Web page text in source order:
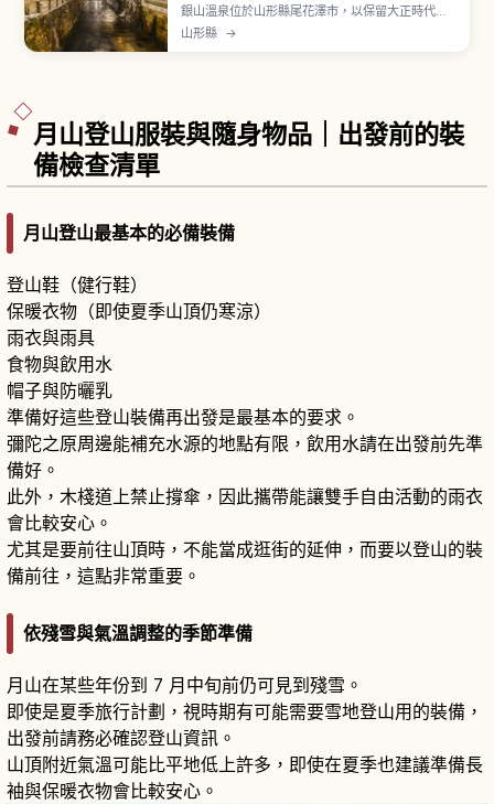
銀山溫泉位於山形縣尾花澤市，以保留大正時代風
情的木造多層旅館街景聞名，「銀山」之名源自江
山形縣 →
月山登山服裝與隨身物品｜出發前的裝
備檢查清單
月山登山最基本的必備裝備
登山鞋（健行鞋）
保暖衣物（即使夏季山頂仍寒涼）
雨衣與雨具
食物與飲用水
帽子與防曬乳
準備好這些登山裝備再出發是最基本的要求。
彌陀之原周邊能補充水源的地點有限，飲用水請在出發前先準
備好。
此外，木棧道上禁止撐傘，因此攜帶能讓雙手自由活動的雨衣
會比較安心。
尤其是要前往山頂時，不能當成逛街的延伸，而要以登山的裝
備前往，這點非常重要。
依殘雪與氣溫調整的季節準備
月山在某些年份到 7 月中旬前仍可見到殘雪。
即使是夏季旅行計劃，視時期有可能需要雪地登山用的裝備，
出發前請務必確認登山資訊。
山頂附近氣溫可能比平地低上許多，即使在夏季也建議準備長
袖與保暖衣物會比較安心。